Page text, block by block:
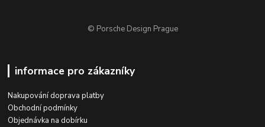
© Porsche Design Prague
informace pro zákazníky
Nakupování doprava platby
Obchodní podmínky
Objednávka na dobírku